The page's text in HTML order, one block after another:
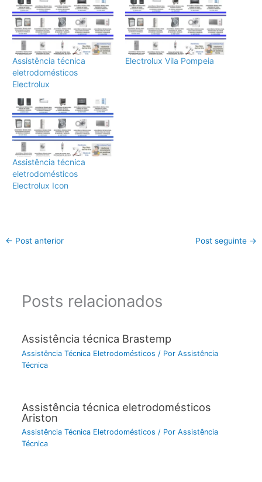
Assistência técnica
eletrodomésticos
Electrolux
Electrolux Vila Pompeia
Assistência técnica
eletrodomésticos
Electrolux Icon
← Post anterior Post seguinte →
Posts relacionados
Assistência técnica Brastemp
Assistência Técnica Eletrodomésticos / Por Assistência
Técnica
Assistência técnica eletrodomésticos
Ariston
Assistência Técnica Eletrodomésticos / Por Assistência
Técnica